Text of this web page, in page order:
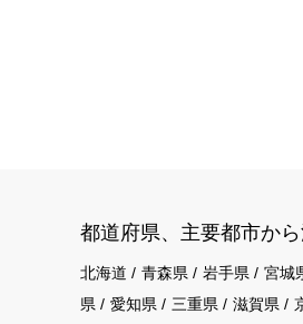
都道府県、主要都市か
北海道 青森県 岩手県 宮城
県
愛知県 三重県 滋賀県